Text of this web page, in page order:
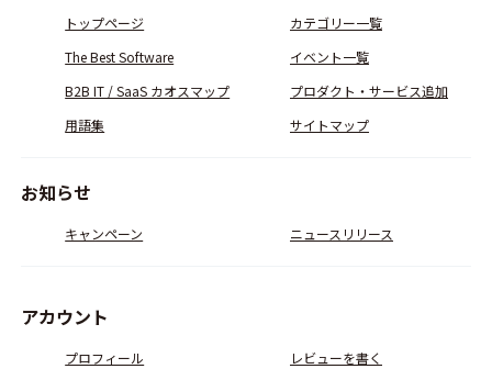
トップページ
カテゴリー一覧
The Best Software
イベント一覧
B2B IT / SaaS カオスマップ
プロダクト・サービス追加
用語集
サイトマップ
お知らせ
キャンペーン ニュースリリース
アカウント
プロフィール
レビューを書く